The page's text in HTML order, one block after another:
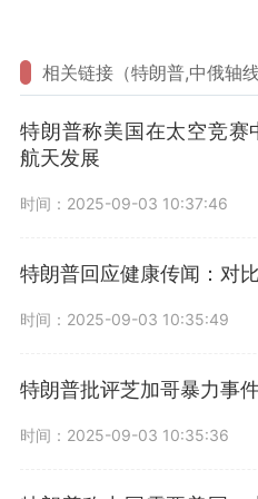
相关链接（特朗普,中俄轴线
特朗普称美国在太空竞赛
航天发展
时间：2025-09-03 10:37:46
特朗普回应健康传闻：对
时间：2025-09-03 10:35:49
特朗普批评芝加哥暴力事
时间：2025-09-03 10:35:36